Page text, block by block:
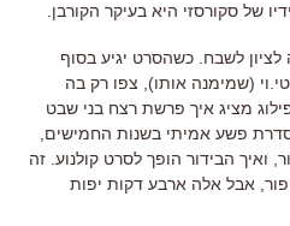
של סקורסזי היא בעיקר הקורבן.
לציון לשבח כשהסרט יגיע בסוף
וי (שמימנה אותו), צפו רק בה
מציג איך פרשת רצח בני שבט
פשע אמיתי בשנות החמישים
ואיך הבידור הופך לסרט קולנוע זה
אבל אלה ארבע דקות יפות